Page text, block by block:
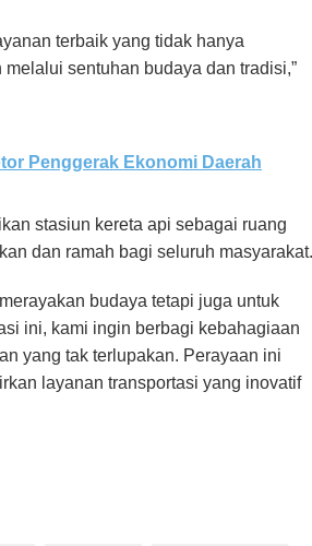
terbaik yang tidak hanya
sentuhan budaya dan tradisi,”
Penggerak Ekonomi Daerah
stasiun kereta api sebagai ruang
dan ramah bagi seluruh masyarakat.
budaya tetapi juga untuk
ini, kami ingin berbagi kebahagiaan
yang tak terlupakan. Perayaan ini
layanan transportasi yang inovatif